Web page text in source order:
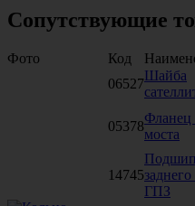
Сопутствующие
Фото Код
06527
Шайба
05378
Фланец
моста
14745
ГПЗ